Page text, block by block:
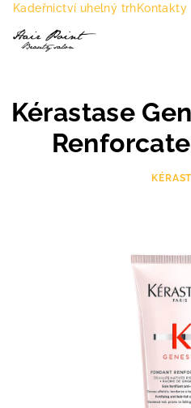
Přejít
obsah
Kadeřnictví uhelný trhKontakty
Kérastase